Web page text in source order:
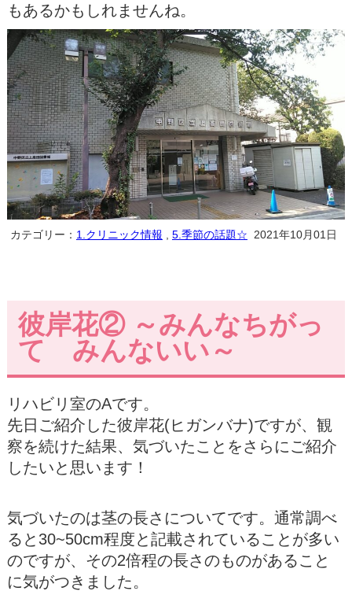
もあるかもしれませんね。
カテゴリー： 1.クリニック情報 5.季節の話題☆ 2021年10月01日
彼岸花② ～みんなちがっ
て みんないい～
リハビリ室のAです。
先日ご紹介した彼岸花(ヒガンバナ)ですが、観
察を続けた結果、気づいたことをさらにご紹介
したいと思います！
気づいたのは茎の長さについてです。通常調べ
ると30~50cm程度と記載されていることが多い
のですが、その2倍程の長さのものがあること
に気がつきました。